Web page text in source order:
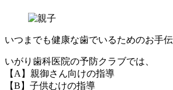
いつまでも健康な歯でいるためのお手
いがり歯科医院の予防クラブでは、
【A】親御さん向けの指導
【B】子供むけの指導